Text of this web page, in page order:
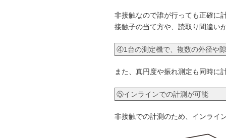
非接触なので誰が行っても正確に
接触子の当て方や、読取り間違い
④1台の測定機で、複数の外径や
また、真円度や振れ測定も同時に
⑤インラインでの計測が可能
非接触での計測のため、インライ